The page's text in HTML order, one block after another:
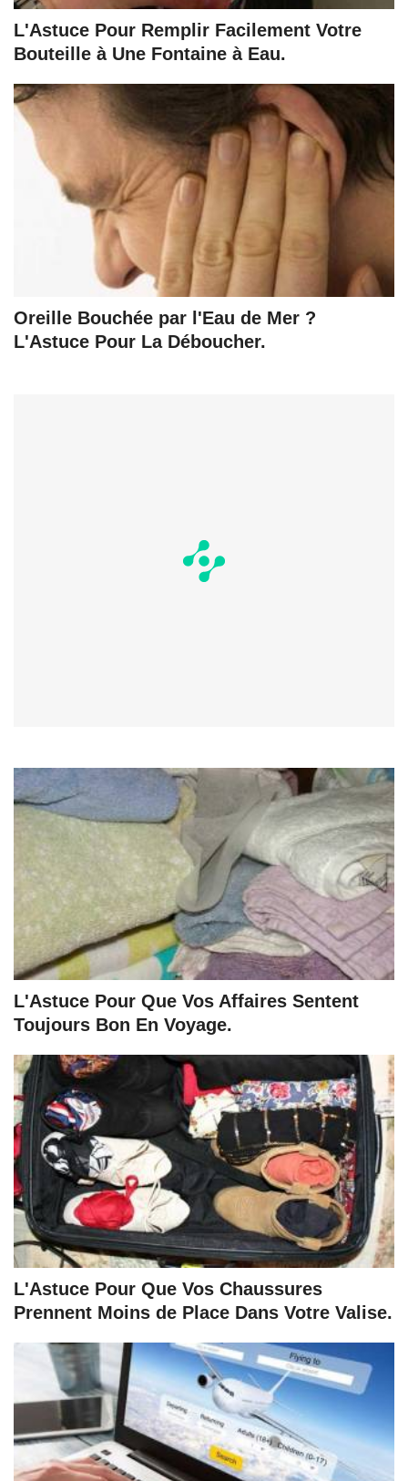
L'Astuce Pour Remplir Facilement Votre
Bouteille à Une Fontaine à Eau.
Oreille Bouchée par l'Eau de Mer ?
L'Astuce Pour La Déboucher.
L'Astuce Pour Que Vos Affaires Sentent
Toujours Bon En Voyage.
L'Astuce Pour Que Vos Chaussures
Prennent Moins de Place Dans Votre Valise.